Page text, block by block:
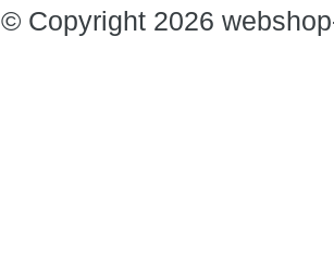
© Copyright 2026